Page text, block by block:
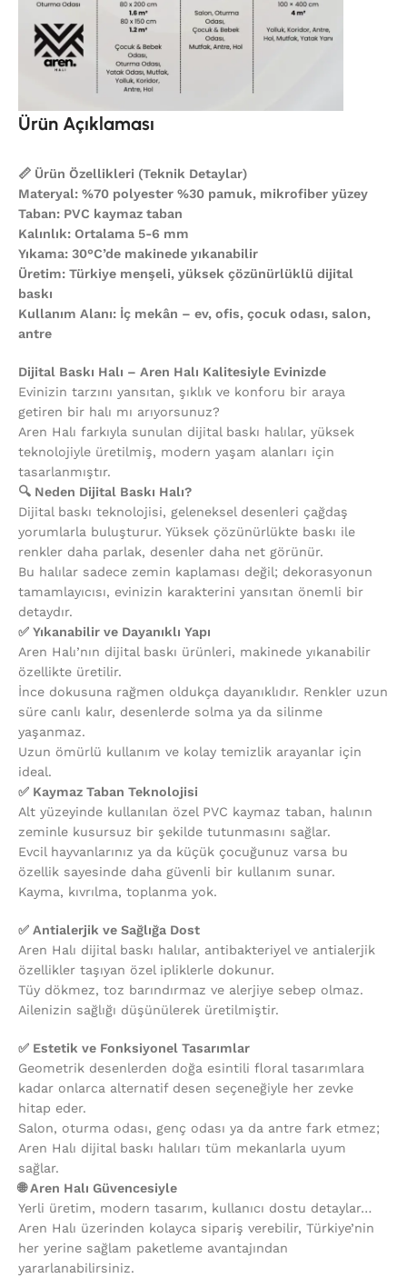
Ürün Açıklaması
📏 Ürün Özellikleri (Teknik Detaylar)
Materyal: %70 polyester %30 pamuk, mikrofiber yüzey
Taban: PVC kaymaz taban
Kalınlık: Ortalama 5-6 mm
Yıkama: 30°C’de makinede yıkanabilir
Üretim: Türkiye menşeli, yüksek çözünürlüklü dijital
baskı
Kullanım Alanı: İç mekân – ev, ofis, çocuk odası, salon,
antre
Dijital Baskı Halı – Aren Halı Kalitesiyle Evinizde
Evinizin tarzını yansıtan, şıklık ve konforu bir araya
getiren bir halı mı arıyorsunuz?
Aren Halı farkıyla sunulan dijital baskı halılar, yüksek
teknolojiyle üretilmiş, modern yaşam alanları için
tasarlanmıştır.
🔍 Neden Dijital Baskı Halı?
Dijital baskı teknolojisi, geleneksel desenleri çağdaş
yorumlarla buluşturur. Yüksek çözünürlükte baskı ile
renkler daha parlak, desenler daha net görünür.
Bu halılar sadece zemin kaplaması değil; dekorasyonun
tamamlayıcısı, evinizin karakterini yansıtan önemli bir
detaydır.
✅ Yıkanabilir ve Dayanıklı Yapı
Aren Halı’nın dijital baskı ürünleri, makinede yıkanabilir
özellikte üretilir.
İnce dokusuna rağmen oldukça dayanıklıdır. Renkler uzun
süre canlı kalır, desenlerde solma ya da silinme
yaşanmaz.
Uzun ömürlü kullanım ve kolay temizlik arayanlar için
ideal.
✅ Kaymaz Taban Teknolojisi
Alt yüzeyinde kullanılan özel PVC kaymaz taban, halının
zeminle kusursuz bir şekilde tutunmasını sağlar.
Evcil hayvanlarınız ya da küçük çocuğunuz varsa bu
özellik sayesinde daha güvenli bir kullanım sunar.
Kayma, kıvrılma, toplanma yok.
✅ Antialerjik ve Sağlığa Dost
Aren Halı dijital baskı halılar, antibakteriyel ve antialerjik
özellikler taşıyan özel ipliklerle dokunur.
Tüy dökmez, toz barındırmaz ve alerjiye sebep olmaz.
Ailenizin sağlığı düşünülerek üretilmiştir.
✅ Estetik ve Fonksiyonel Tasarımlar
Geometrik desenlerden doğa esintili floral tasarımlara
kadar onlarca alternatif desen seçeneğiyle her zevke
hitap eder.
Salon, oturma odası, genç odası ya da antre fark etmez;
Aren Halı dijital baskı halıları tüm mekanlarla uyum
sağlar.
🌐 Aren Halı Güvencesiyle
Yerli üretim, modern tasarım, kullanıcı dostu detaylar…
Aren Halı üzerinden kolayca sipariş verebilir, Türkiye’nin
her yerine sağlam paketleme avantajından
yararlanabilirsiniz.